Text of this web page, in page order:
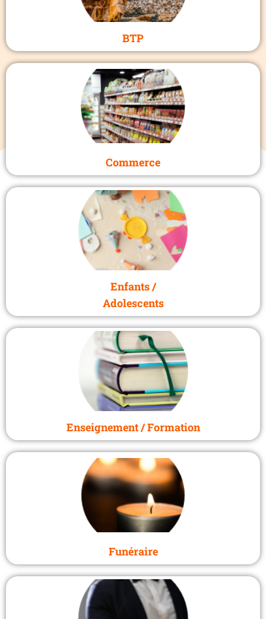
BTP
Commerce
Enfants /
Adolescents
Enseignement / Formation
Funéraire